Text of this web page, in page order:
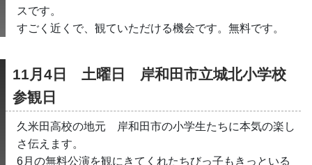
スです。
すごく近くで、観ていただける機会です。無料です。
11月4日　土曜日　岸和田市立城北小学校
参観日
久米田高校の地元　岸和田市の小学生たちに本気の楽し
さ伝えます。
6月の無料公演を観にきてくれたちびっ子もきっといる